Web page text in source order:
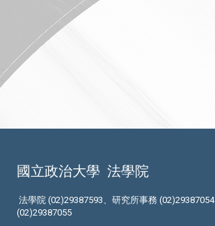
國立政治大學 法學院
法學院 (02)29387593、研究所事務
(02)29387055